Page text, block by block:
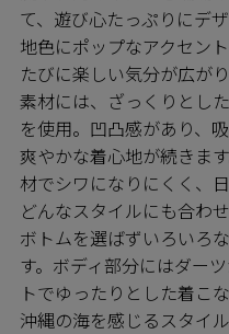
て、遊び心たっぷりにデ
地色にポップなアクセン
たびに楽しい気分が広がり
素材には、ざっくりとし
を使用。凹凸感があり、
爽やかな着心地が続きま
材でシワになりにくく、
どんなスタイルにも合わ
ボトムを選ばずいろいろ
す。ボディ部分にはダー
トでゆったりとした着こ
沖縄の海を感じるスタイ